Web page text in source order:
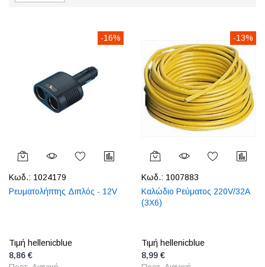
-16%
Κωδ.: 1024179
Ρευματολήπτης Διπλός - 12V
Τιμή hellenicblue
8,86 €
-13%
Κωδ.: 1007883
Καλώδιο Ρεύματος 220V/32A
(3X6)
Τιμή hellenicblue
8,99 €